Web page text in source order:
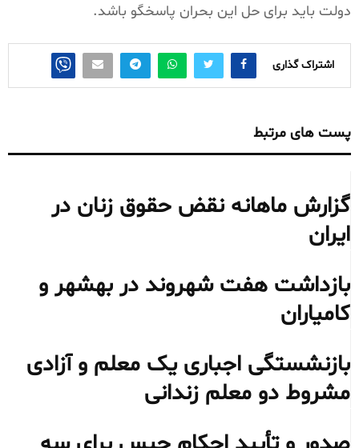
دولت باید برای حل این بحران پاسخگو باشد.
اشتراک گذاری
پست های مرتبط
گزارش ماهانه نقض حقوق زنان در
ایران
بازداشت هفت شهروند در بهشهر و
کامیاران
بازنشستگی اجباری یک معلم و آزادی
مشروط دو معلم زندانی